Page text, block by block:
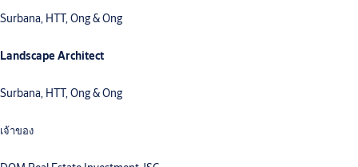
Surbana, HTT, Ong & Ong
Landscape Architect
Surbana, HTT, Ong & Ong
เจ้าของ